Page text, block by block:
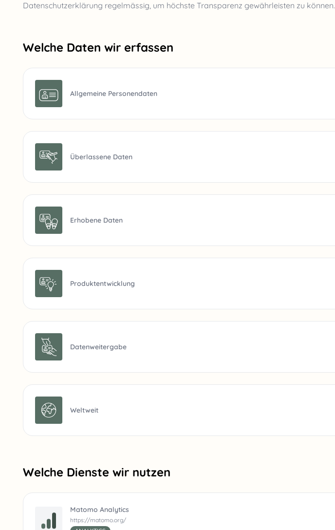
Datenschutzerklärung regelmässig, um höchste Transparenz gewährleisten zu können.
Welche Daten wir erfassen
Allgemeine Personendaten
Überlassene Daten
Erhobene Daten
Produktentwicklung
Datenweitergabe
Weltweit
Welche Dienste wir nutzen
Matomo Analytics
https://matomo.org/